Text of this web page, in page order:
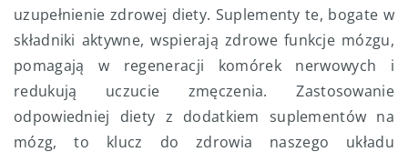
uzupełnienie zdrowej diety. Suplementy te, bogate w
składniki aktywne, wspierają zdrowe funkcje mózgu,
pomagają w regeneracji komórek nerwowych i
redukują uczucie zmęczenia. Zastosowanie
odpowiedniej diety z dodatkiem suplementów na
mózg, to klucz do zdrowia naszego układu